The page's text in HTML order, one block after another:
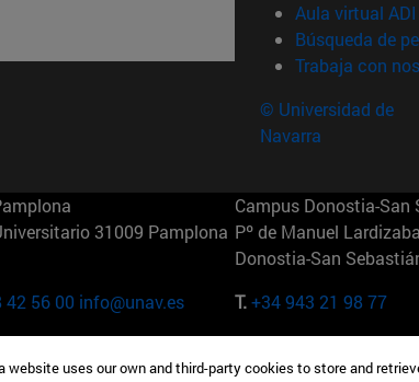
Aula virtual ADI
Búsqueda de
Trabaja con
© Universidad de
Navarra
31009 Pamplona
42 56 00 info@unav.es
Campus Donostia-San
Pº de Manuel
Donostia-San
T.+34 943 21 98 77
Cerro Águila 3 28023
165 W 57th St 10019-
website uses our own and third-party cookies to store and